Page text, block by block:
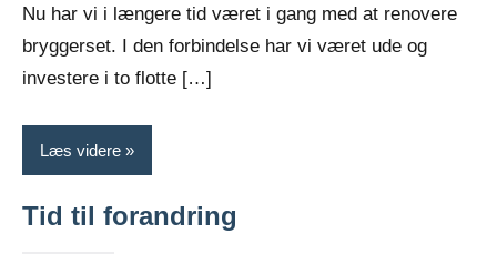
Nu har vi i længere tid været i gang med at renovere
bryggerset. I den forbindelse har vi været ude og
investere i to flotte […]
Læs videre
Tid til forandring